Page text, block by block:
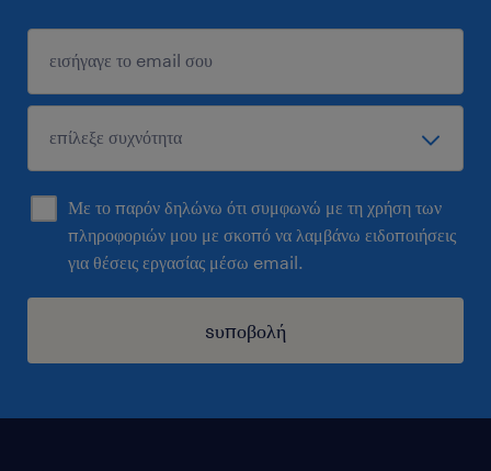
Με το παρόν δηλώνω ότι συμφωνώ με τη χρήση των
πληροφοριών μου με σκοπό να λαμβάνω ειδοποιήσεις
για θέσεις εργασίας μέσω email.
sυποβολή